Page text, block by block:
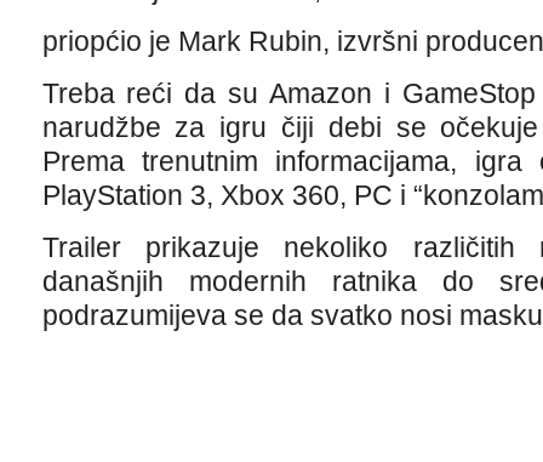
priopćio je Mark Rubin, izvršni
Treba reći da su Amazon i
narudžbe za igru ​​čiji debi se
Prema trenutnim informacijama,
PlayStation 3, Xbox 360, PC i
Trailer prikazuje nekoliko
današnjih modernih ratnika do
podrazumijeva se da svatko nosi